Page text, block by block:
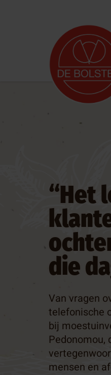
“Het
die
Van vragen
telefonische
bij
Pedonomou,
mensen en